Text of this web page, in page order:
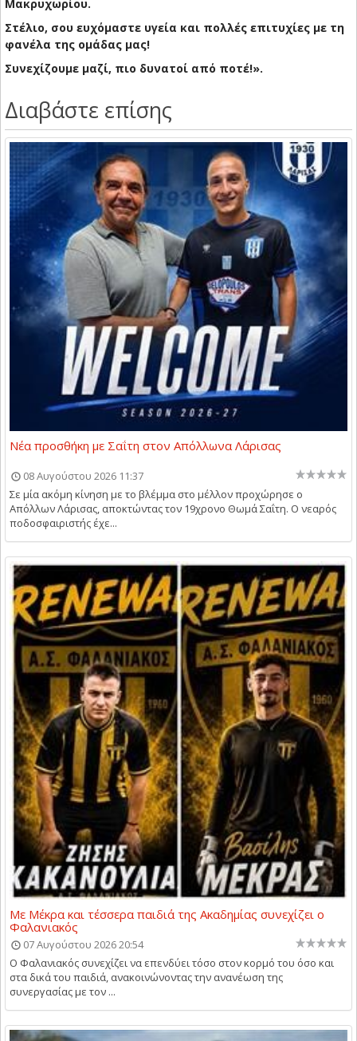
Μακρυχωρίου.
Στέλιο, σου ευχόμαστε υγεία και πολλές επιτυχίες με τη
φανέλα της ομάδας μας!
Συνεχίζουμε μαζί, πιο δυνατοί από ποτέ!».
Διαβάστε επίσης
Νέα προσθήκη με Σαΐτη στον Απόλλωνα Λάρισας
08 Αυγούστου 2026 11:37
Σε μία ακόμη κίνηση με το βλέμμα στο μέλλον προχώρησε ο
Απόλλων Λάρισας, αποκτώντας τον 19χρονο Θωμά Σαΐτη. Ο νεαρός
ποδοσφαιριστής έχε...
Με Μέκρα και τέσσερα παιδιά της Ακαδημίας συνεχίζει ο
Φαλανιακός
07 Αυγούστου 2026 20:54
Ο Φαλανιακός συνεχίζει να επενδύει τόσο στον κορμό του όσο και
στα δικά του παιδιά, ανακοινώνοντας την ανανέωση της
συνεργασίας με τον ...